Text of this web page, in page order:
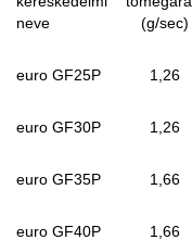
neve
(g/sec)
euro GF25P 1,26
euro GF30P 1,26
euro GF35P 1,66
euro GF40P 1,66